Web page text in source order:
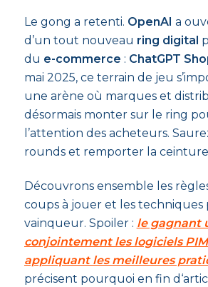
Le gong a retenti. OpenAI a
d’un tout nouveau ring digital
du e-commerce : ChatGPT
mai 2025, ce terrain de jeu
une arène où marques et
désormais monter sur le ring
l’attention des acheteurs.
rounds et remporter la
Découvrons ensemble les
coups à jouer et les techniques
vainqueur. Spoiler : le gagnant
conjointement les logiciels
appliquant les meilleures
précisent pourquoi en fin